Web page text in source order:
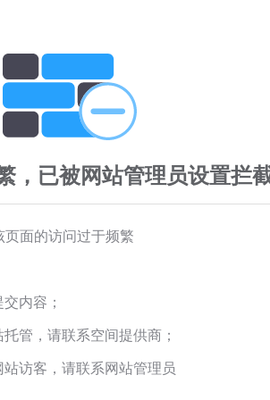
，已被网站管理员设置拦
面的访问过于频繁
内容；
托管，请联系空间提供商；
站访客，请联系网站管理员